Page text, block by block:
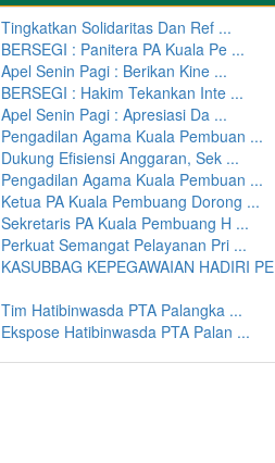
Tingkatkan Solidaritas Dan Ref ...
BERSEGI : Panitera PA Kuala Pe ...
Apel Senin Pagi : Berikan Kine ...
BERSEGI : Hakim Tekankan Inte ...
Apel Senin Pagi : Apresiasi Da ...
Pengadilan Agama Kuala Pembuan ...
Dukung Efisiensi Anggaran, Sek ...
Pengadilan Agama Kuala Pembuan ...
Ketua PA Kuala Pembuang Dorong ...
Sekretaris PA Kuala Pembuang H ...
Perkuat Semangat Pelayanan Pri ...
KASUBBAG KEPEGAWAIAN HADIRI PE
Tim Hatibinwasda PTA Palangka ...
Ekspose Hatibinwasda PTA Palan ...